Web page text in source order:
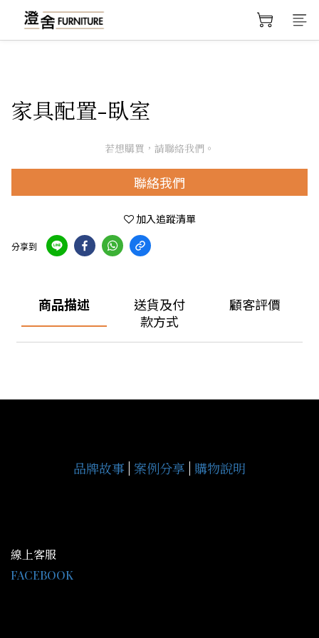
家具配置-臥室
若想購買，請聯絡我們。
聯絡我們
加入追蹤清單
分享到
商品描述
送貨及付
款方式
顧客評價
品牌故事 案例分享 購物說明
線上客服
FACEBOOK